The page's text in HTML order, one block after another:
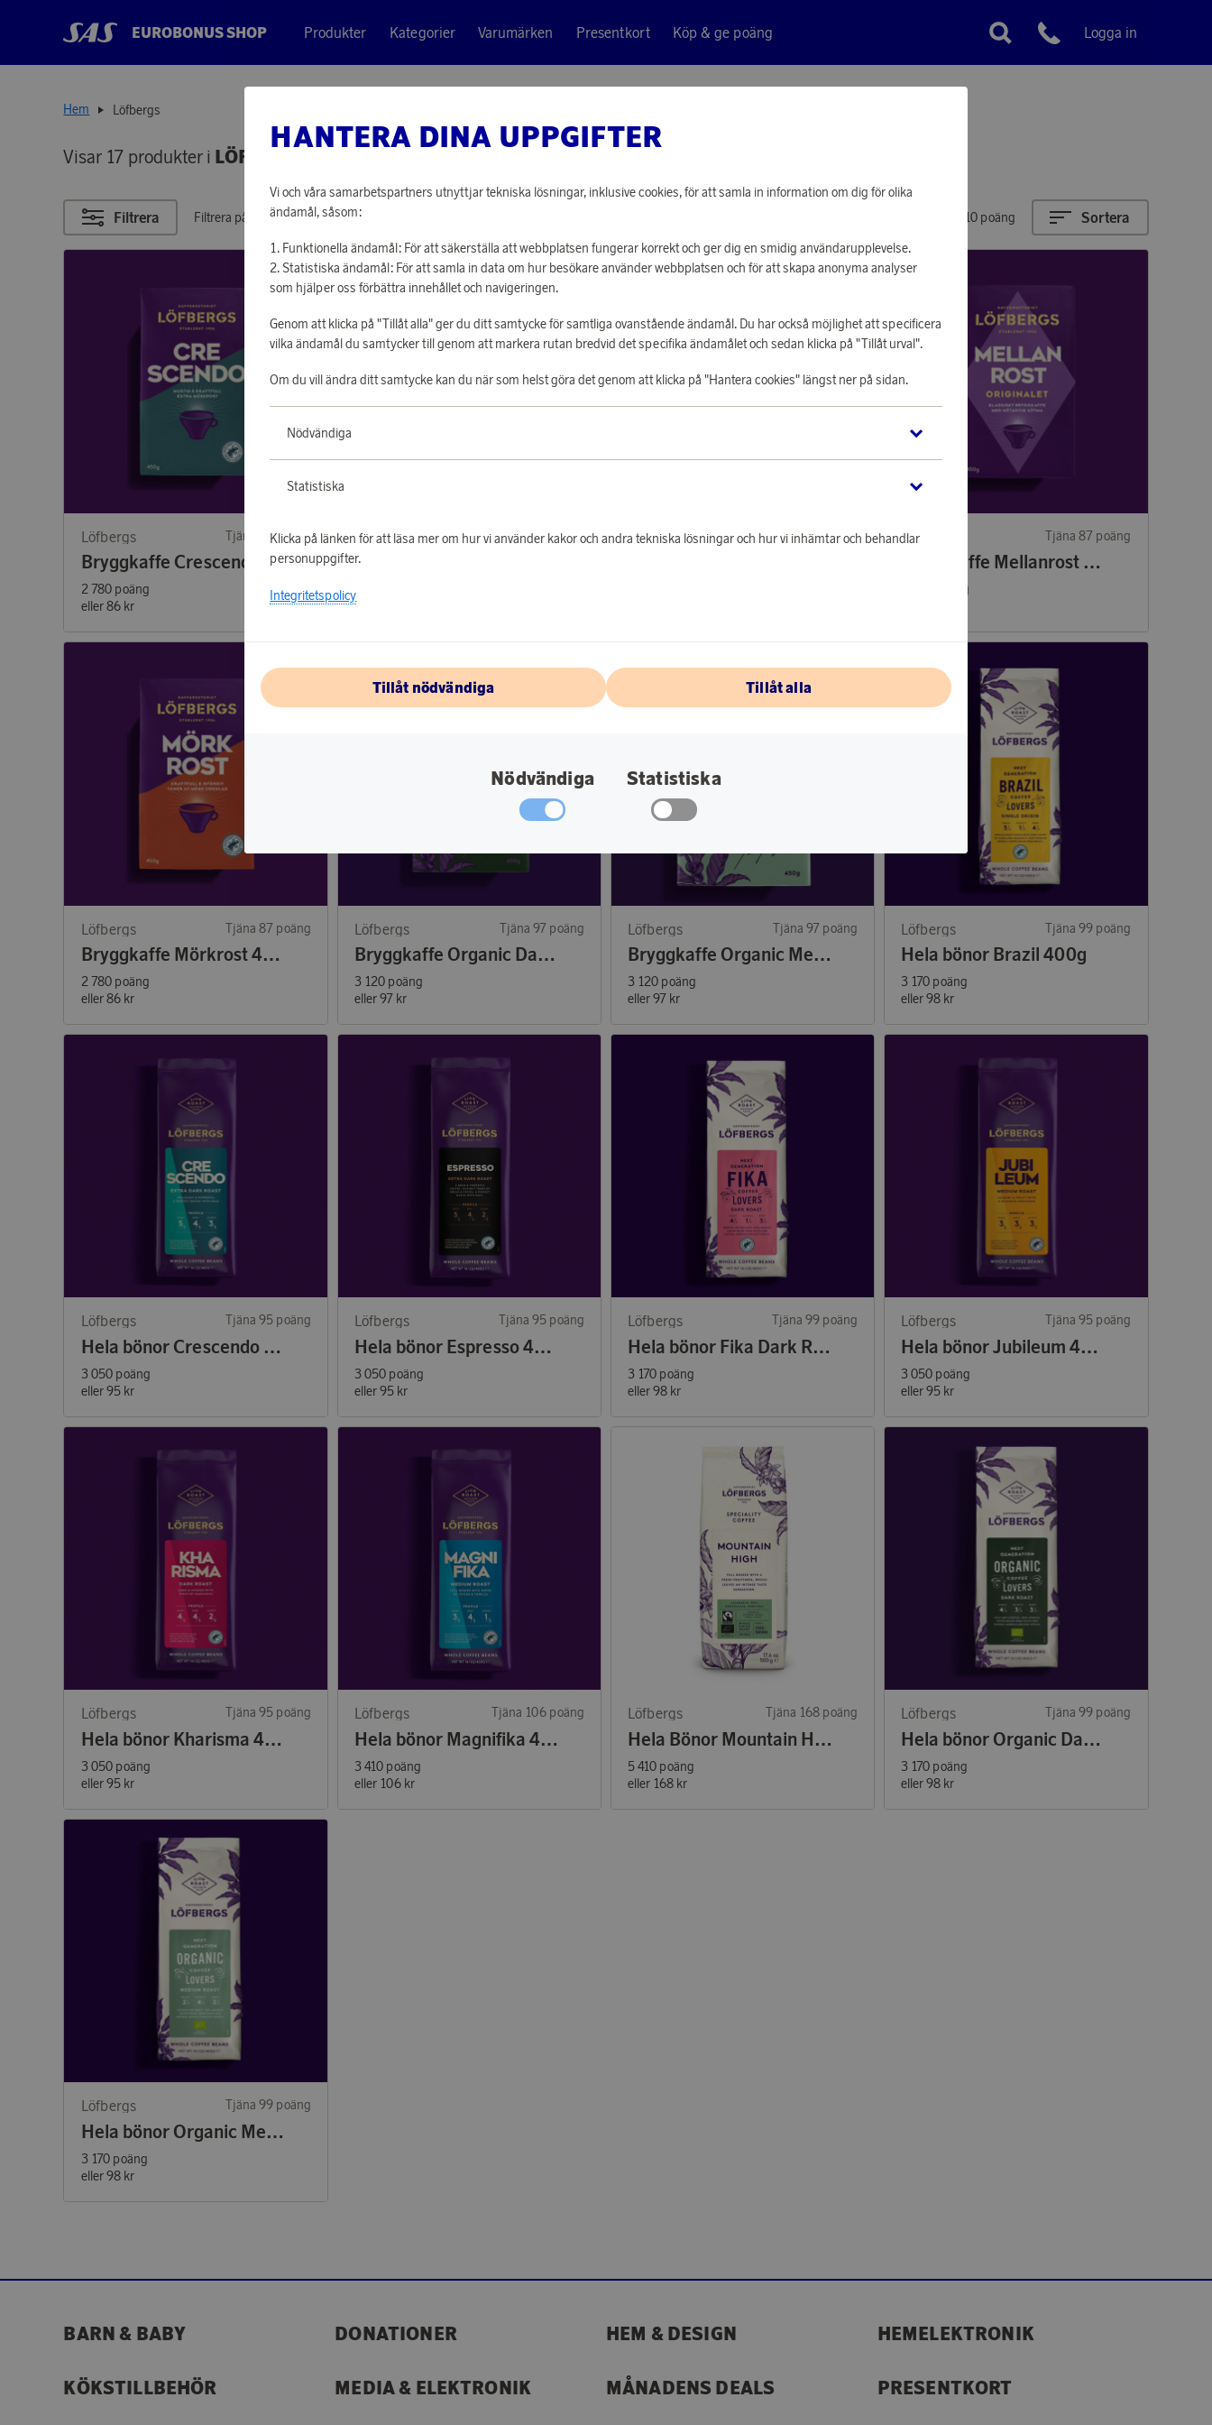
EUROBONUS SHOP Produkter Kategorier Varumärken Presentkort Köp & ge poäng Kundservice
Logga in
Hem Löfbergs
Visar 17 produkter i LÖFBERGS
Filtrera Filtrera på poäng 2780 - 5410 poäng Sortera
Löfbergs Tjäna 87 poäng
Bryggkaffe Crescendo 450g
2 780 poäng
eller86 kr
Löfbergs Tjäna 87 poäng
2 780 poäng
eller
Löfbergs Tjäna 87 poäng Löfbergs Tjäna 87 poäng
Bryggkaffe Mellanrost 450g
2 780 poäng
Löfbergs Tjäna 87 poäng
Bryggkaffe Mörkrost 450g
2 780 poäng
eller86 kr
Löfbergs Tjäna 97 poäng
Bryggkaffe Organic Dark 450g
3 120 poäng
eller97 kr
Löfbergs Tjäna 97 poäng
Bryggkaffe Organic Medium 450g
3 120 poäng
eller97 kr
Löfbergs Tjäna 99 poäng
Hela bönor Brazil 400g
3 170 poäng
eller98 kr
Löfbergs Tjäna 95 poäng
Hela bönor Crescendo 400g
3 050 poäng
eller95 kr
Löfbergs Tjäna 95 poäng
Hela bönor Espresso 400g
3 050 poäng
eller95 kr
Löfbergs Tjäna 99 poäng
Hela bönor Fika Dark Roast 400g
3 170 poäng
eller98 kr
Löfbergs Tjäna 95 poäng
Hela bönor Jubileum 400g
3 050 poäng
eller95 kr
Löfbergs Tjäna 95 poäng
Hela bönor Kharisma 400g
3 050 poäng
eller95 kr
Löfbergs Tjäna 106 poäng
Hela bönor Magnifika 400g
3 410 poäng
eller 106 kr
Löfbergs Tjäna 168 poäng
Hela Bönor Mountain High 500g
5 410 poäng
eller 168 kr
Löfbergs Tjäna 99 poäng
Hela bönor Organic Dark Roast 400g
3 170 poäng
eller98 kr
Löfbergs Tjäna 99 poäng
Hela bönor Organic Medium 400g
3 170 poäng
eller98 kr
HANTERA DINA UPPGIFTER
Vi och våra samarbetspartners utnyttjar tekniska lösningar, inklusive cookies, för att samla in information om dig för olika
ändamål, såsom:
Funktionella ändamål: För att säkerställa att webbplatsen fungerar korrekt och ger dig en smidig användarupplevelse.
Statistiska ändamål: För att samla in data om hur besökare använder webbplatsen och för att skapa anonyma analyser
som hjälper oss förbättra innehållet och navigeringen.
Genom att klicka på "Tillåt alla" ger du ditt samtycke för samtliga ovanstående ändamål. Du har också möjlighet att specificera
vilka ändamål du samtycker till genom att markera rutan bredvid det specifika ändamålet och sedan klicka på "Tillåt urval".
Om du vill ändra ditt samtycke kan du när som helst göra det genom att klicka på "Hantera cookies" längst ner på sidan.
Nödvändiga
Statistiska
Klicka på länken för att läsa mer om hur vi använder kakor och andra tekniska lösningar och hur vi inhämtar och behandlar
personuppgifter.
Integritetspolicy
Tillåt nödvändiga Tillåt alla
Nödvändiga Statistiska
BARN & BABY DONATIONER HEM & DESIGN HEMELEKTRONIK
KÖKSTILLBEHÖR MEDIA & ELEKTRONIK MÅNADENS DEALS PRESENTKORT